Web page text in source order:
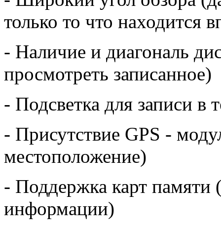
только то что находится
- Наличие и диагональ
просмотреть записанное)
- Подсветка для записи в
- Присутствие GPS -
местоположение)
- Поддержка карт памяти
информации)